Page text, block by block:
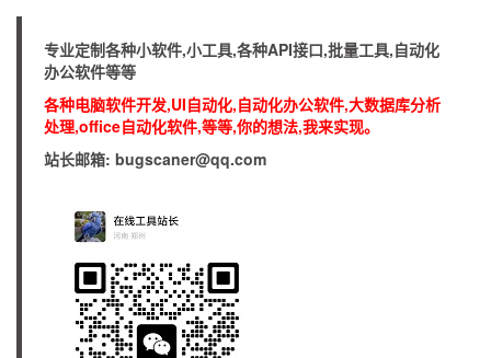
专业定制各种小软件,小工具,各种API接口,批量工具,自动化
办公软件等等
各种电脑软件开发,UI自动化,自动化办公软件,大数据库分析
处理,office自动化软件,等等,你的想法,我来实现。
站长邮箱: bugscaner@qq.com